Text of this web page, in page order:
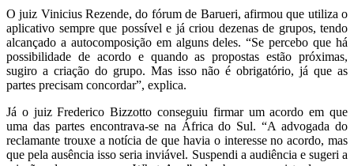
O juiz Vinicius Rezende, do fórum de Barueri, afirmou que utiliza o
aplicativo sempre que possível e já criou dezenas de grupos, tendo
alcançado a autocomposição em alguns deles. “Se percebo que há
possibilidade de acordo e quando as propostas estão próximas,
sugiro a criação do grupo. Mas isso não é obrigatório, já que as
partes precisam concordar”, explica.
Já o juiz Frederico Bizzotto conseguiu firmar um acordo em que
uma das partes encontrava-se na África do Sul. “A advogada do
reclamante trouxe a notícia de que havia o interesse no acordo, mas
que pela ausência isso seria inviável. Suspendi a audiência e sugeri a